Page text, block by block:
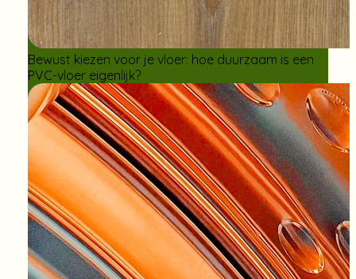
Bewust kiezen voor je vloer: hoe duurzaam is een
PVC-vloer eigenlijk?